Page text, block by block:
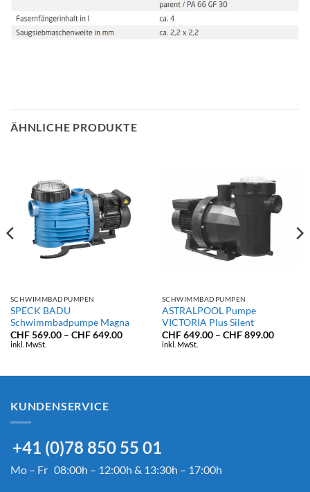
ÄHNLICHE PRODUKTE
SCHWIMMBADPUMPEN
SPECK BADU
Schwimmbadpumpe Magna
CHF569.00 – CHF649.00Preisspanne:
CHF 569.00
inkl. MwSt.
SCHWIMMBADPUMPEN
ASTRALPOOL Pumpe
VICTORIA Plus Silent
CHF649.00 – CHF899.00
inkl. MwSt.
KUNDENSERVICE
+41 (0)78 850 55 01
Mo – Fr 08:00h – 12:00h & 13:30h – 17:00h